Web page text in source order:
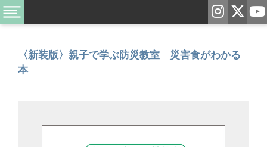
〈新装版〉親子で学ぶ防災教室 災害食がわかる
本